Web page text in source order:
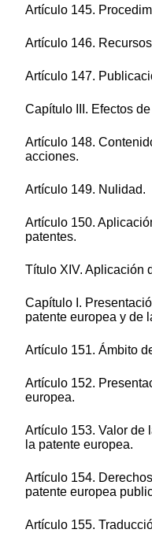
Artículo 145.
Artículo 146.
Artículo 147.
Capítulo III. Efectos
Artículo 148.
acciones.
Artículo 149. Nulidad.
Artículo 150.
patentes.
Título XIV. Aplicación
Capítulo I.
patente europea y de
Artículo 151. Ámbito
Artículo 152.
europea.
Artículo 153. Valor de
la patente europea.
Artículo 154.
patente europea
Artículo 155.